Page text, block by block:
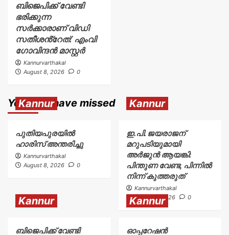
ബിജെപിക്ക് വേണ്ടി
ഭരിക്കുന്ന
സർക്കാരാണ് വിഡി
സതീശൻ്റേത്: എംവി
ഗോവിന്ദൻ മാസ്റ്റർ
Kannurvarthakal
August 8, 2026
0
You may have missed
Kannur
പുതിയപുരയിൽ
ഹാരിസ് അന്തരിച്ചു
Kannurvarthakal
August 8, 2026
0
Kannur
ഇ.പി. ജയരാജന്
മറുപടിയുമായി
അർജുൻ ആയങ്കി:
പിന്തുണ വേണ്ട, പിന്നിൽ
നിന്ന് കുത്തരുത്
Kannurvarthakal
August 8, 2026
0
Kannur
ബിജെപിക്ക് വേണ്ടി
Kannur
ഓപ്പറേഷൻ